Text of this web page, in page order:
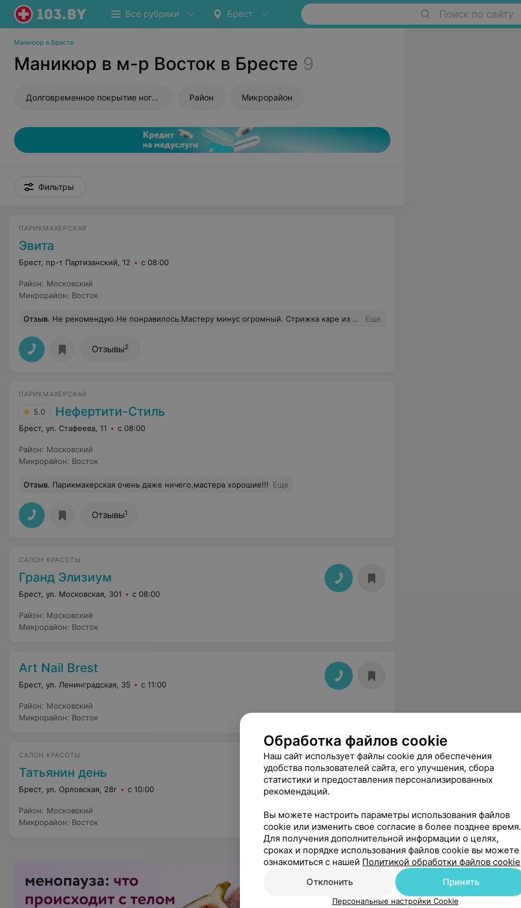
Все рубрики Брест Поиск по сайту
Маникюр в Бресте
Маникюр в м-р Восток в Бресте 9
Долговременное покрытие ногтей Район Микрорайон
Фильтры
ПАРИКМАХЕРСКАЯ
Эвита
Брест, пр-т Партизанский, 12 с 08:00
Район: Московский
Микрорайон: Восток
Отзыв. Не рекомендую.Не понравилось.Мастеру минус огромный. Стрижка каре из бывше-удлинненого каре получилась "аля" метёлка. После снятия накидки с клиента, надо не вздыхать и божежмойкаться, а изобразить хоть какую малейшую заинтересованность в результате своей работы.Да и ценник за "подровнять" при заявленном 80 вырос в 155.. Прям мистика.Прайса на ресепшене нет. Еще
Отзывы2
ПАРИКМАХЕРСКАЯ
5.0 Нефертити-Стиль
Брест, ул. Стафеева, 11 с 08:00
Район: Московский
Микрорайон: Восток
Отзыв. Парикмахерская очень даже ничего,мастера хорошие!!! Еще
Отзывы1
САЛОН КРАСОТЫ
Гранд Элизиум
Брест, ул. Московская, 301 с 08:00
Район: Московский
Микрорайон: Восток
Art Nail Brest
Брест, ул. Ленинградская, 35 с 11:00
Район: Московский
Микрорайон: Восток
САЛОН КРАСОТЫ
Татьянин день
Брест, ул. Орловская, 28г с 10:00
Район: Московский
Микрорайон: Восток
Обработка файлов cookie
Наш сайт использует файлы cookie для обеспечения
удобства пользователей сайта, его улучшения, сбора
статистики и предоставления персонализированных
рекомендаций.
Вы можете настроить параметры использования файлов
cookie или изменить свое согласие в более позднее время.
Для получения дополнительной информации о целях,
сроках и порядке использования файлов cookie вы можете
ознакомиться с нашей Политикой обработки файлов cookie
Отклонить
Принять
Персональные настройки Cookie